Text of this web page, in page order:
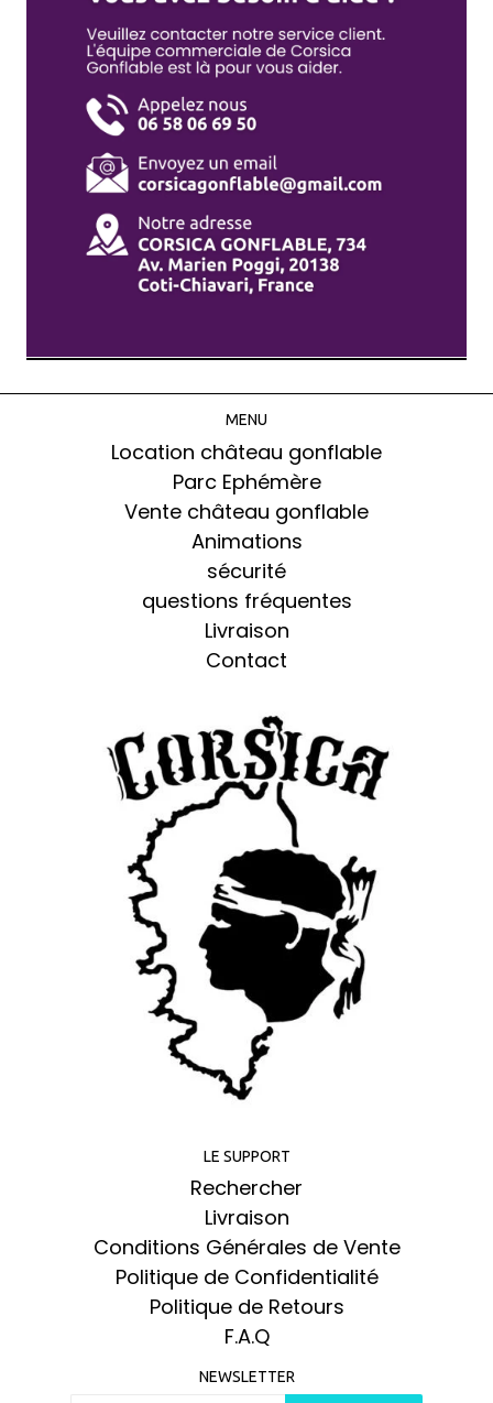
MENU
Location château gonflable
Parc Ephémère
Vente château gonflable
Animations
sécurité
questions fréquentes
Livraison
Contact
LE SUPPORT
Rechercher
Livraison
Conditions Générales de Vente
Politique de Confidentialité
Politique de Retours
F.A.Q
NEWSLETTER